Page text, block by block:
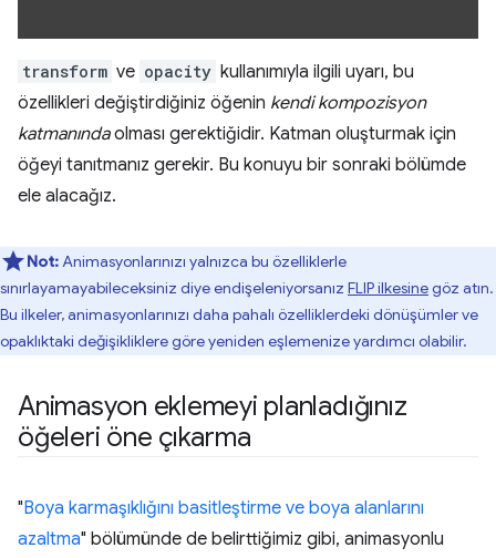
transform ve opacity kullanımıyla ilgili uyarı, bu
özellikleri değiştirdiğiniz öğenin kendi kompozisyon
katmanındaolması gerektiğidir. Katman oluşturmak için
öğeyi tanıtmanız gerekir. Bu konuyu bir sonraki bölümde
ele alacağız.
Not:Animasyonlarınızı yalnızca bu özelliklerle
sınırlayamayabileceksiniz diye endişeleniyorsanız FLIP ilkesinegöz atın.
Bu ilkeler, animasyonlarınızı daha pahalı özelliklerdeki dönüşümler ve
opaklıktaki değişikliklere göre yeniden eşlemenize yardımcı olabilir.
Animasyon eklemeyi planladığınız
öğeleri öne çıkarma
"Boya karmaşıklığını basitleştirme ve boya alanlarını
azaltma" bölümünde de belirttiğimiz gibi, animasyonlu